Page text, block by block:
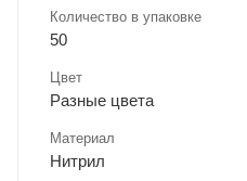
Количество в упаковке
50
Цвет
Разные цвета
Материал
Нитрил